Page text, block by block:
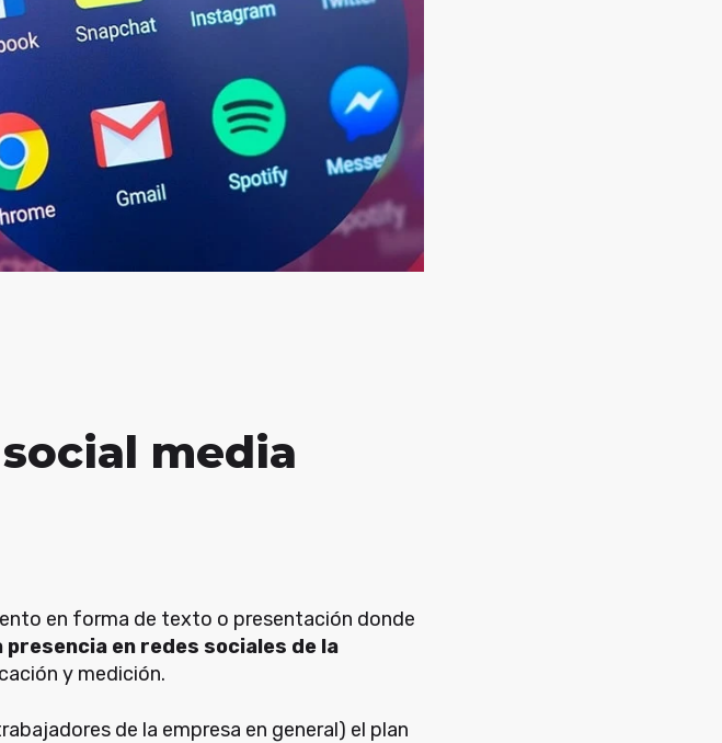
media
en forma de texto o presentación donde
en redes sociales de la
y medición.
de la empresa en general) el plan